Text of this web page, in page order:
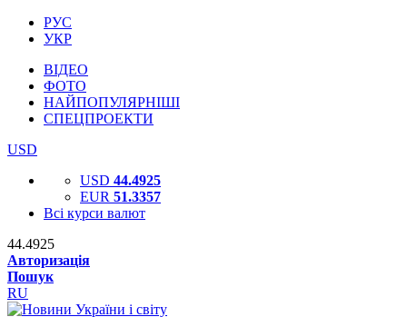
РУС
УКР
ВІДЕО
ФОТО
НАЙПОПУЛЯРНІШІ
СПЕЦПРОЕКТИ
USD
USD 44.4925
EUR 51.3357
Всі курси валют
44.4925
Авторизація
Пошук
RU